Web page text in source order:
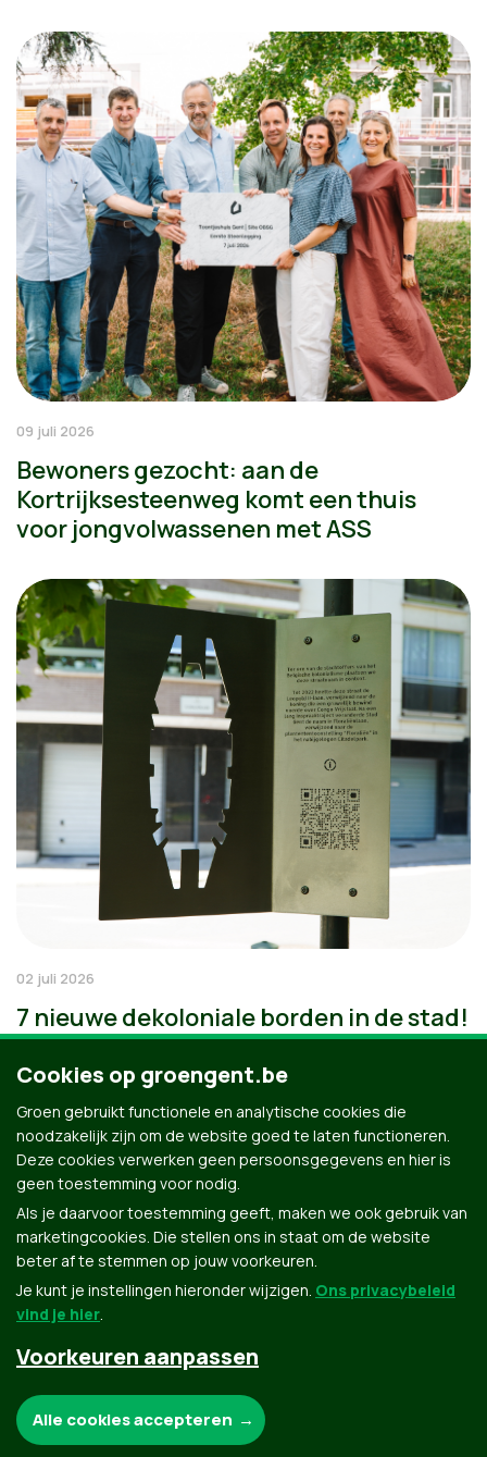
09 juli 2026
Bewoners gezocht: aan de
Kortrijksesteenweg komt een thuis
voor jongvolwassenen met ASS
02 juli 2026
7 nieuwe dekoloniale borden in de stad!
Groen.be
Contact Privacybeleid
Cookies op groengent.be
Groen gebruikt functionele en analytische cookies die
noodzakelijk zijn om de website goed te laten functioneren.
Deze cookies verwerken geen persoonsgegevens en hier is
geen toestemming voor nodig.
Als je daarvoor toestemming geeft, maken we ook gebruik van
marketingcookies. Die stellen ons in staat om de website
beter af te stemmen op jouw voorkeuren.
Je kunt je instellingen hieronder wijzigen. Ons privacybeleid
vind je hier.
Voorkeuren aanpassen
Alle cookies accepteren